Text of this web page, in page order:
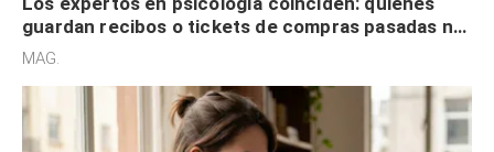
guardan recibos o tickets de compras pasadas no
son acumuladores, sino que tienen necesidad de
MAG.